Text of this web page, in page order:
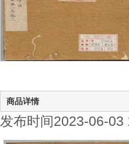
商品详情
发布时间2023-06-03